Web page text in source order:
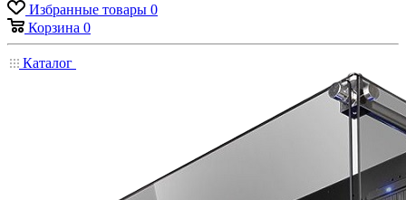
Избранные товары 0
Корзина 0
Каталог